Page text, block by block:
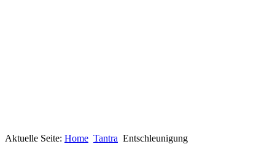
Aktuelle Seite: Home Tantra Entschleunigung